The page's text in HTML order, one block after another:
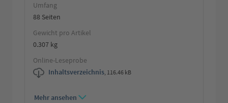
Umfang
88 Seiten
Gewicht pro Artikel
0.307 kg
Online-Leseprobe
Inhaltsverzeichnis, 116.46 kB
Mehr ansehen